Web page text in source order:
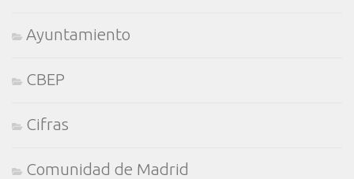
Ayuntamiento
CBEP
Cifras
Comunidad de Madrid